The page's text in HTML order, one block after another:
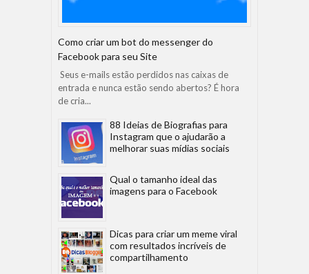
Como criar um bot do messenger do
Facebook para seu Site
Seus e-mails estão perdidos nas caixas de
entrada e nunca estão sendo abertos? É hora
de cria...
88 Ideias de Biografias para
Instagram que o ajudarão a
melhorar suas mídias sociais
Qual o tamanho ideal das
imagens para o Facebook
Dicas para criar um meme viral
com resultados incríveis de
compartilhamento